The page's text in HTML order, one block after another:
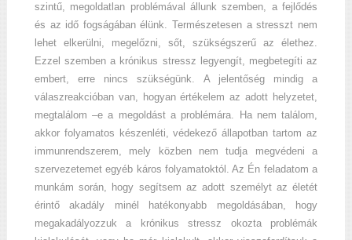
szintű, megoldatlan problémával állunk szemben, a fejlődés
és az idő fogságában élünk. Természetesen a stresszt nem
lehet elkerülni, megelőzni, sőt, szükségszerű az élethez.
Ezzel szemben a krónikus stressz legyengít, megbetegíti az
embert, erre nincs szükségünk. A jelentőség mindig a
válaszreakcióban van, hogyan értékelem az adott helyzetet,
megtalálom –e a megoldást a problémára. Ha nem találom,
akkor folyamatos készenléti, védekező állapotban tartom az
immunrendszerem, mely közben nem tudja megvédeni a
szervezetemet egyéb káros folyamatoktól. Az Én feladatom a
munkám során, hogy segítsem az adott személyt az életét
érintő akadály minél hatékonyabb megoldásában, hogy
megakadályozzuk a krónikus stressz okozta problémák